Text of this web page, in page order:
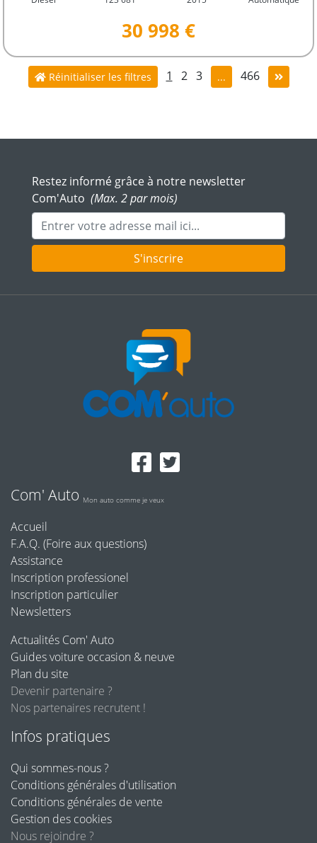
30 998 €
Réinitialiser les filtres 1 2 3 ... 466
Restez informé grâce à notre newsletter
Com'Auto (Max. 2 par mois)
Adresse mail
S'inscrire
Com' Auto Mon auto comme je veux
Accueil
F.A.Q. (Foire aux questions)
Assistance
Inscription professionel
Inscription particulier
Newsletters
Actualités Com' Auto
Guides voiture occasion & neuve
Plan du site
Devenir partenaire ?
Nos partenaires recrutent !
Infos pratiques
Qui sommes-nous ?
Conditions générales d'utilisation
Conditions générales de vente
Gestion des cookies
Nous rejoindre ?